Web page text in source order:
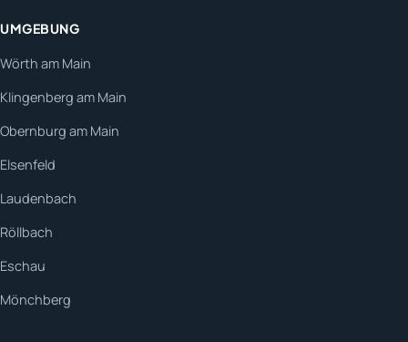
UMGEBUNG
Wörth am Main
Klingenberg am Main
Obernburg am Main
Elsenfeld
Laudenbach
Röllbach
Eschau
Mönchberg